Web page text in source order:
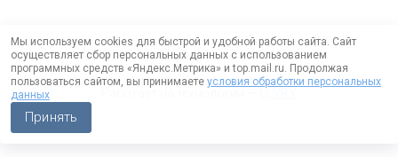
Мы используем cookies для быстрой и удобной работы сайта. Сайт
осуществляет сбор персональных данных с использованием
программных средств «Яндекс.Метрика» и top.mail.ru. Продолжая
пользоваться сайтом, вы принимаете условия обработки персональных
данных
Принять